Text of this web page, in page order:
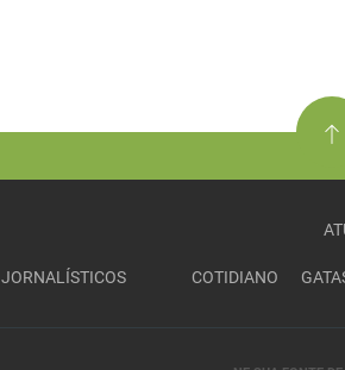
JORNALÍSTICOS COTIDIANO